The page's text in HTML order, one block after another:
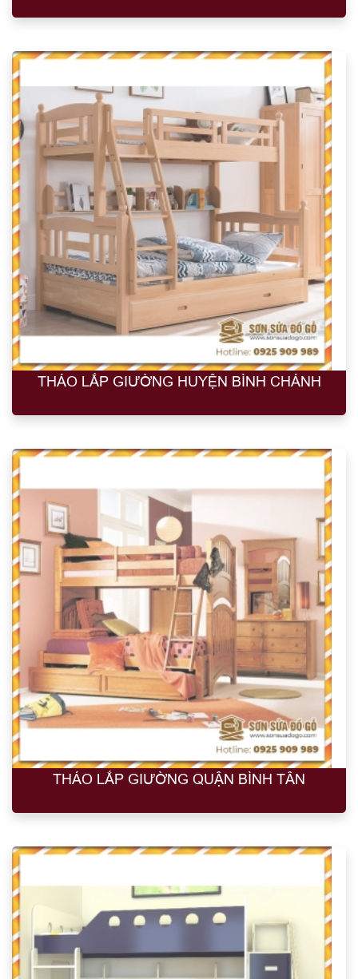
THÁO LẮP GIƯỜNG HUYỆN BÌNH CHÁNH
THÁO LẮP GIƯỜNG QUẬN BÌNH TÂN